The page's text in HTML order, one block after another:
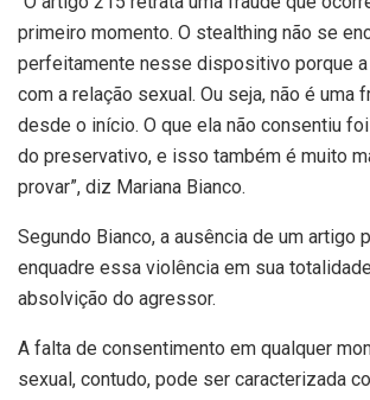
primeiro momento. O stealthing não se
perfeitamente nesse dispositivo porque
com a relação sexual. Ou seja, não é uma
desde o início. O que ela não consentiu
do preservativo, e isso também é muito
provar”, diz Mariana Bianco.
Segundo Bianco, a ausência de um artigo
enquadre essa violência em sua
absolvição do agressor.
A falta de consentimento em qualquer
sexual, contudo, pode ser caracterizada